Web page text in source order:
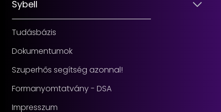
Sybell
Tudásbázis
Dokumentumok
Szuperhős segítség azonnal!
Formanyomtatvány - DSA
Impresszum